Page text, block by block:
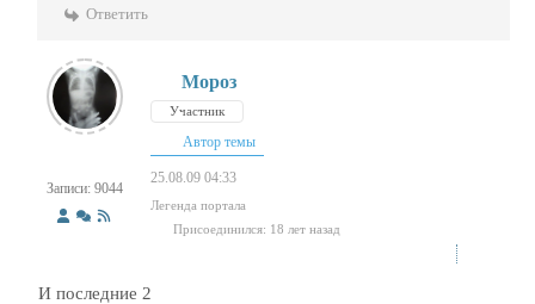
Ответить
Записи: 9044
Мороз
Участник
Автор темы
25.08.09 04:33
Легенда портала
Присоединился: 18 лет назад
И последние 2